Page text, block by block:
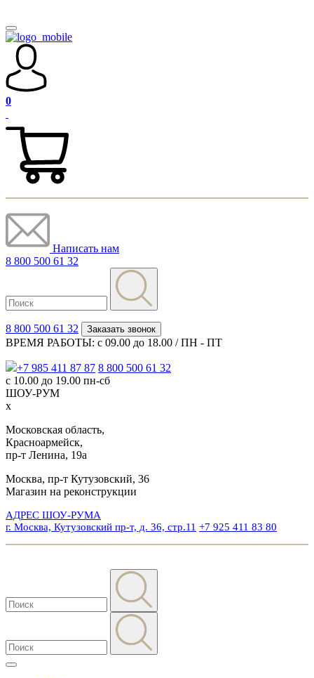
0
Написать нам
8 800 500 61 32
8 800 500 61 32 Заказать звонок
ВРЕМЯ РАБОТЫ: с 09.00 до 18.00 / ПН - ПТ
+7 985 411 87 87 8 800 500 61 32
с 10.00 до 19.00 пн-сб
ШОУ-РУМ
x
Московская область,
Красноармейск,
пр-т Ленина, 19а
Москва, пр-т Кутузовский, 36
Магазин на реконструкции
АДРЕС ШОУ-РУМА
г. Москва, Кутузовский пр-т, д. 36, стр.11 +7 925 411 83 80